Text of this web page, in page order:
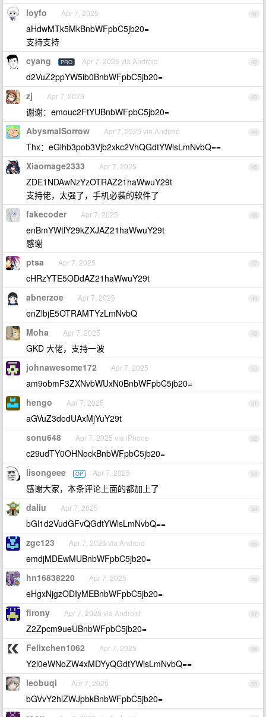
41
loyfo Apr 7, 2025
aHdwMTk5MkBnbWFpbC5jb20=
支持支持
42
cyang PRO Apr 7, 2025 via Android
d2VuZ2ppYW5ib0BnbWFpbC5jb20=
43
zj Apr 7, 2025
谢谢：emouc2FtYUBnbWFpbC5jb20=
44
AbysmalSorrow Apr 7, 2025 via Android
Thx：eGlhb3pob3Vjb2xkc2VhQGdtYWlsLmNvbQ==
45
Xiaomage2333 Apr 7, 2025
ZDE1NDAwNzYzOTRAZ21haWwuY29t
支持佬，太强了，手机必装的软件了
46
fakecoder Apr 7, 2025
enBmYWtlY29kZXJAZ21haWwuY29t
感谢
47
ptsa Apr 7, 2025
cHRzYTE5ODdAZ21haWwuY29t
48
abnerzoe Apr 7, 2025
enZlbjE5OTRAMTYzLmNvbQ
49
Moha Apr 7, 2025
GKD 大佬，支持一波
50
johnawesome172 Apr 7, 2025
am9obmF3ZXNvbWUxN0BnbWFpbC5jb20=
51
hengo Apr 7, 2025
aGVuZ3dodUAxMjYuY29t
52
sonu648 Apr 7, 2025 via iPhone
c29udTY0OHNockBnbWFpbC5jb20=
53
lisongeee OP Apr 7, 2025
感谢大家，本条评论上面的都加上了
54
daliu Apr 7, 2025
bGl1d2VudGFvQGdtYWlsLmNvbQ==
55
zgc123 Apr 7, 2025 via Android
emdjMDEwMUBnbWFpbC5jb20=
56
hn16838220 Apr 7, 2025
eHgxNjgzODIyMEBnbWFpbC5jb20=
57
firony Apr 7, 2025 via Android
Z2Zpcm9ueUBnbWFpbC5jb20=
58
Felixchen1062 Apr 7, 2025
Y2l0eWNoZW4xMDYyQGdtYWlsLmNvbQ==
59
leobuqi Apr 7, 2025
bGVvY2hlZWJpbkBnbWFpbC5jb20=